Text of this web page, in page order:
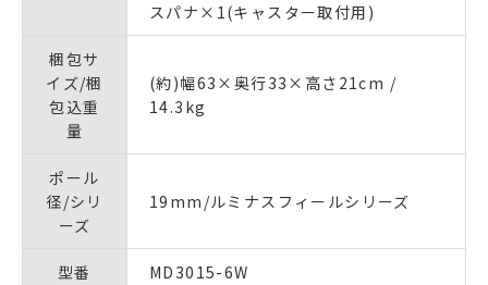
スパナ×1(キャスター取付用)
梱包サ
イズ/梱
包込重
量
(約)幅63×奥行33×高さ21cm /
14.3kg
ポール
径/シリ
ーズ
19mm/ルミナスフィールシリーズ
型番 MD3015-6W